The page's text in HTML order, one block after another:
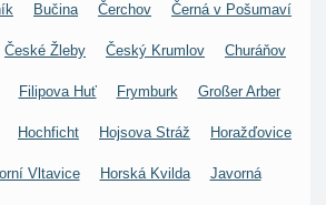
Bučina Čerchov Černá v Pošumaví
České Žleby Český Krumlov Churáňov
Filipova Huť Frymburk Großer Arber
Hochficht Hojsova Stráž Horažďovice
Vltavice Horská Kvilda Javorná